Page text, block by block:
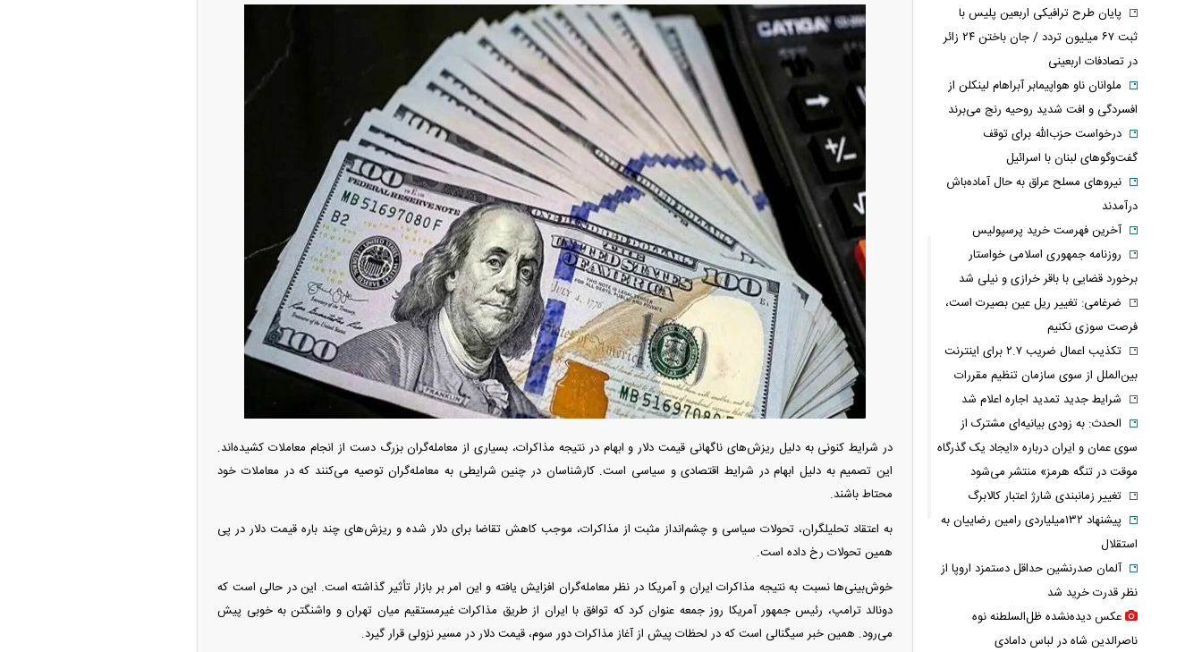
در شرایط کنونی به دلیل ریزش‌های ناگهانی قیمت دلار و ابهام در نتیجه مذاکرات، بسیاری از معامله‌گران بزرگ دست از انجام معاملات کشیده‌اند.
این تصمیم به دلیل ابهام در شرایط اقتصادی و سیاسی است. کارشناسان در چنین شرایطی به معامله‌گران توصیه می‌کنند که در معاملات خود
محتاط باشند.
به اعتقاد تحلیلگران، تحولات سیاسی و چشم‌انداز مثبت از مذاکرات، موجب کاهش تقاضا برای دلار شده و ریزش‌های چند باره قیمت دلار در پی
همین تحولات رخ داده است.
خوش‌بینی‌ها نسبت به نتیجه مذاکرات ایران و آمریکا در نظر معامله‌گران افزایش یافته و این امر بر بازار تأثیر گذاشته است. این در حالی است که
دونالد ترامپ، رئیس جمهور آمریکا روز جمعه عنوان کرد که توافق با ایران از طریق مذاکرات غیرمستقیم میان تهران و واشنگتن به خوبی پیش
می‌رود. همین خبر سیگنالی است که در لحظات پیش از آغاز مذاکرات دور سوم، قیمت دلار در مسیر نزولی قرار گیرد.
پایان طرح ترافیکی اربعین پلیس با
ثبت ۶۷ میلیون تردد / جان باختن ۲۴ زائر
در تصادفات اربعینی
ملوانان ناو هواپیمابر آبراهام لینکلن از
افسردگی و افت شدید روحیه رنج می‌برند
درخواست حزب‌الله برای توقف
گفت‌وگوهای لبنان با اسرائیل
نیروهای مسلح عراق به حال آماده‌باش
درآمدند
آخرین فهرست خرید پرسپولیس
روزنامه جمهوری اسلامی خواستار
برخورد قضایی با باقر خرازی و نیلی شد
ضرغامی: تغییر ریل عین بصیرت است،
فرصت سوزی نکنیم
تکذیب اعمال ضریب ۲.۷ برای اینترنت
بین‌الملل از سوی سازمان تنظیم مقررات
شرایط جدید تمدید اجاره اعلام شد
الحدث: به زودی بیانیه‌ای مشترک از
سوی عمان و ایران درباره «ایجاد یک گذرگاه
موقت در تنگه هرمز» منتشر می‌شود
تغییر زمانبندی‌ شارژ اعتبار کالابرگ
پیشنهاد ۱۳۲میلیاردی رامین رضاییان به
استقلال
آلمان صدرنشین حداقل دستمزد اروپا از
نظر قدرت خرید شد
عکس دیده‌نشده ظل‌السلطنه نوه
ناصرالدین شاه در لباس دامادی